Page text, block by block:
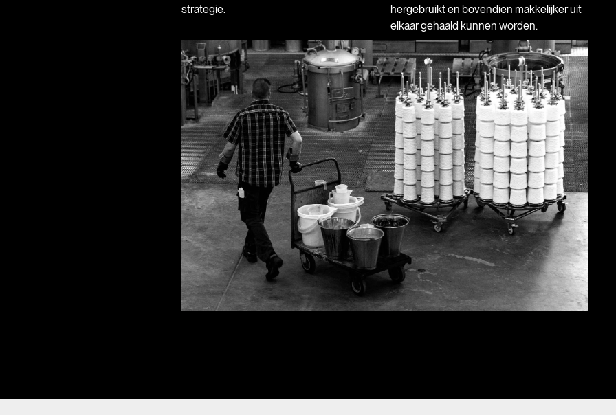
strategie.
hergebruikt en bovendien makkelijker uit
elkaar gehaald kunnen worden.